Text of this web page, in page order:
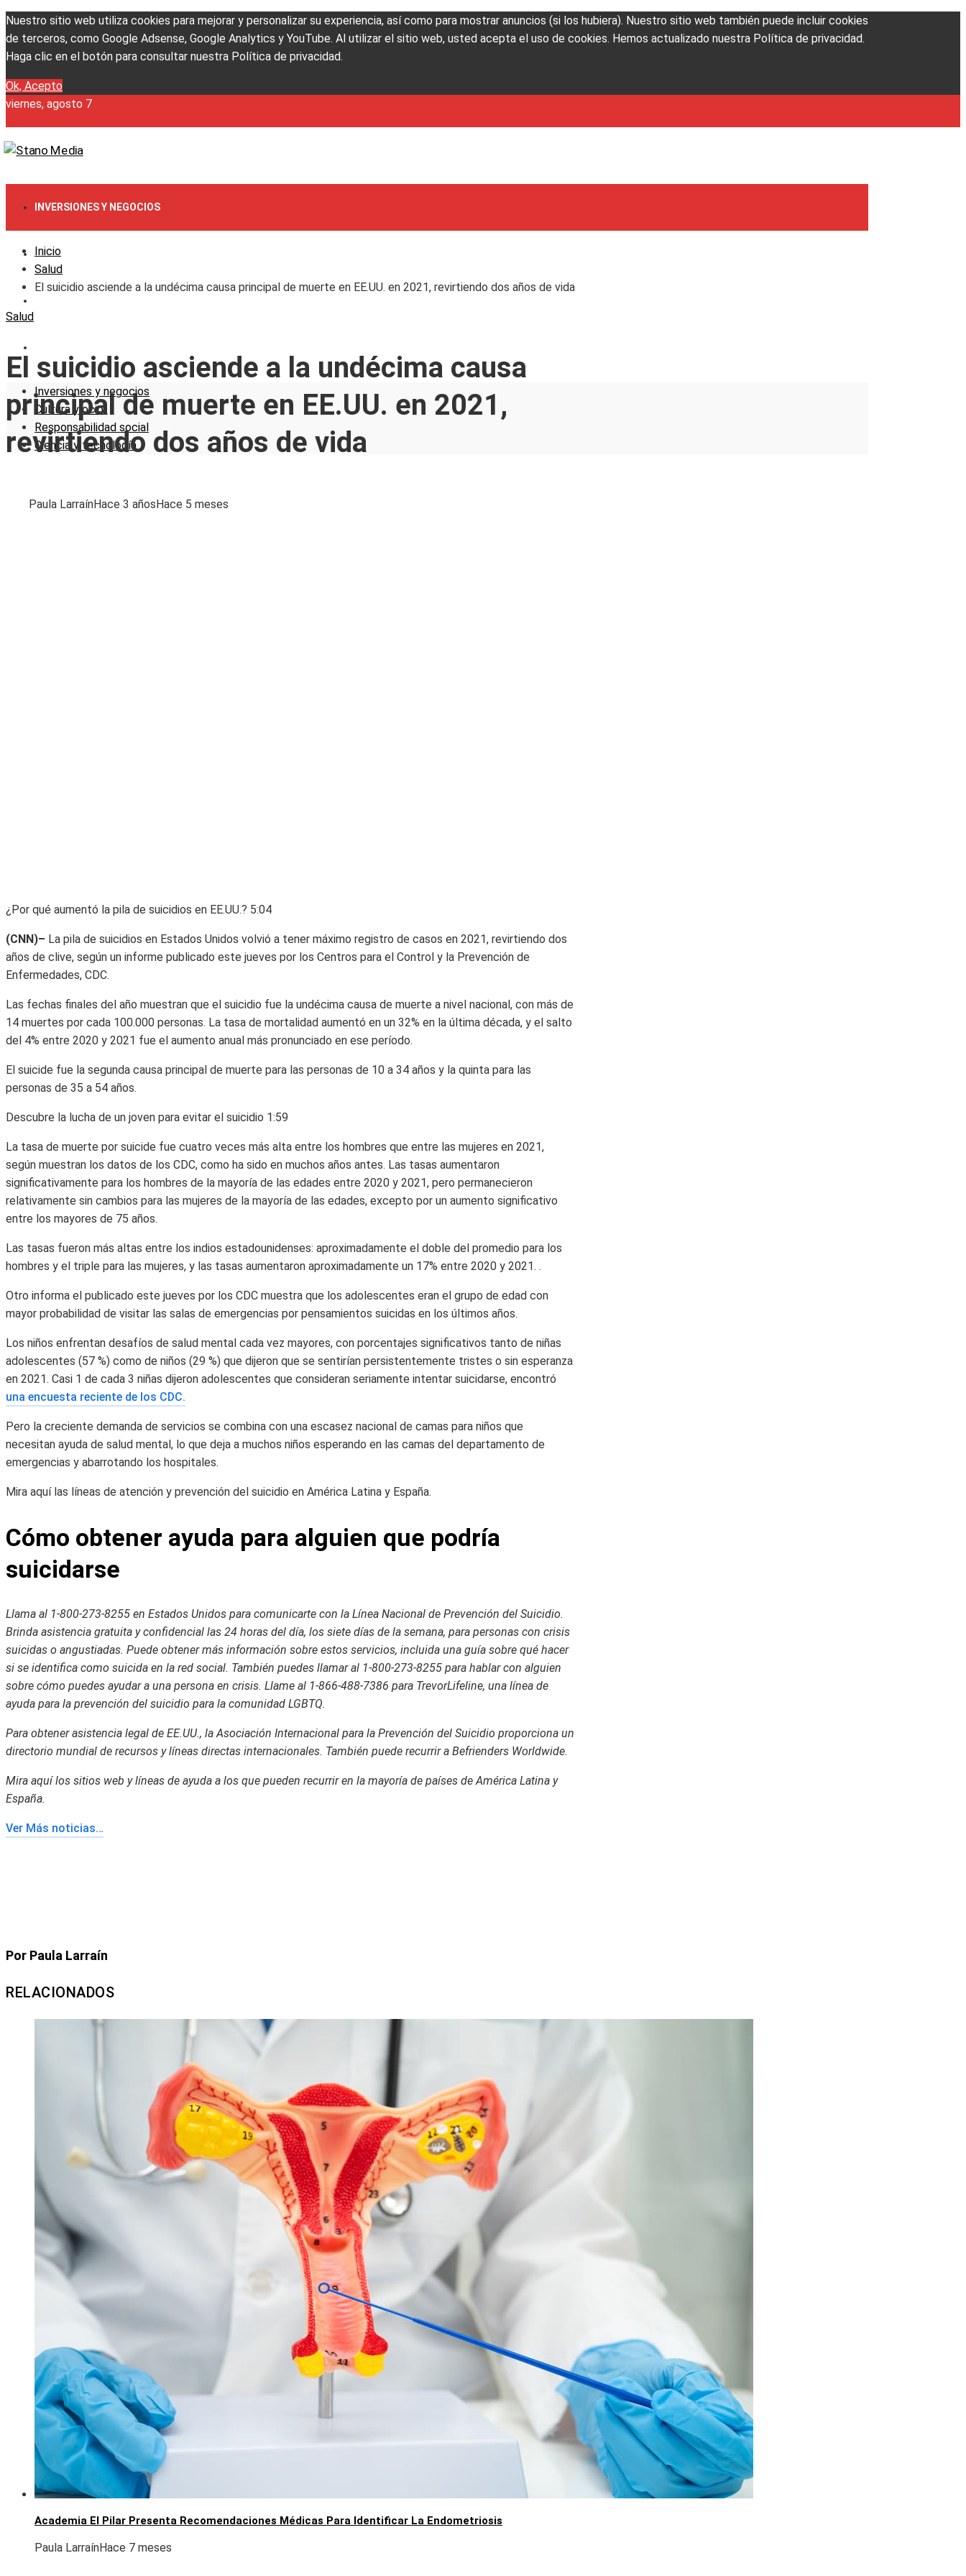
Nuestro sitio web utiliza cookies para mejorar y personalizar su experiencia, así como para mostrar anuncios (si los hubiera). Nuestro sitio web también puede incluir cookies
de terceros, como Google Adsense, Google Analytics y YouTube. Al utilizar el sitio web, usted acepta el uso de cookies. Hemos actualizado nuestra Política de privacidad.
Haga clic en el botón para consultar nuestra Política de privacidad.
Ok, Acepto
viernes, agosto 7
INVERSIONES Y NEGOCIOS
CULTURA Y OCIO
Inversiones y negocios
Cultura y ocio
Responsabilidad social
Ciencia y tecnología
Inicio
Salud
El suicidio asciende a la undécima causa principal de muerte en EE.UU. en 2021, revirtiendo dos años de vida
Salud
El suicidio asciende a la undécima causa
principal de muerte en EE.UU. en 2021,
revirtiendo dos años de vida
Paula LarraínHace 3 años Hace 5 meses
¿Por qué aumentó la pila de suicidios en EE.UU.? 5:04
(CNN)– La pila de suicidios en Estados Unidos volvió a tener máximo registro de casos en 2021, revirtiendo dos
años de clive, según un informe publicado este jueves por los Centros para el Control y la Prevención de
Enfermedades, CDC.
Las fechas finales del año muestran que el suicidio fue la undécima causa de muerte a nivel nacional, con más de
14 muertes por cada 100.000 personas. La tasa de mortalidad aumentó en un 32% en la última década, y el salto
del 4% entre 2020 y 2021 fue el aumento anual más pronunciado en ese período.
El suicide fue la segunda causa principal de muerte para las personas de 10 a 34 años y la quinta para las
personas de 35 a 54 años.
Descubre la lucha de un joven para evitar el suicidio 1:59
La tasa de muerte por suicide fue cuatro veces más alta entre los hombres que entre las mujeres en 2021,
según muestran los datos de los CDC, como ha sido en muchos años antes. Las tasas aumentaron
significativamente para los hombres de la mayoría de las edades entre 2020 y 2021, pero permanecieron
relativamente sin cambios para las mujeres de la mayoría de las edades, excepto por un aumento significativo
entre los mayores de 75 años.
Las tasas fueron más altas entre los indios estadounidenses: aproximadamente el doble del promedio para los
hombres y el triple para las mujeres, y las tasas aumentaron aproximadamente un 17% entre 2020 y 2021. .
Otro informa el publicado este jueves por los CDC muestra que los adolescentes eran el grupo de edad con
mayor probabilidad de visitar las salas de emergencias por pensamientos suicidas en los últimos años.
Los niños enfrentan desafíos de salud mental cada vez mayores, con porcentajes significativos tanto de niñas
adolescentes (57 %) como de niños (29 %) que dijeron que se sentirían persistentemente tristes o sin esperanza
en 2021. Casi 1 de cada 3 niñas dijeron adolescentes que consideran seriamente intentar suicidarse, encontró
una encuesta reciente de los CDC.
Pero la creciente demanda de servicios se combina con una escasez nacional de camas para niños que
necesitan ayuda de salud mental, lo que deja a muchos niños esperando en las camas del departamento de
emergencias y abarrotando los hospitales.
Mira aquí las líneas de atención y prevención del suicidio en América Latina y España.
Cómo obtener ayuda para alguien que podría
suicidarse
Llama al 1-800-273-8255 en Estados Unidos para comunicarte con la Línea Nacional de Prevención del Suicidio.
Brinda asistencia gratuita y confidencial las 24 horas del día, los siete días de la semana, para personas con crisis
suicidas o angustiadas. Puede obtener más información sobre estos servicios, incluida una guía sobre qué hacer
si se identifica como suicida en la red social. También puedes llamar al 1-800-273-8255 para hablar con alguien
sobre cómo puedes ayudar a una persona en crisis. Llame al 1-866-488-7386 para TrevorLifeline, una línea de
ayuda para la prevención del suicidio para la comunidad LGBTQ.
Para obtener asistencia legal de EE.UU., la Asociación Internacional para la Prevención del Suicidio proporciona un
directorio mundial de recursos y líneas directas internacionales. También puede recurrir a Befrienders Worldwide.
Mira aquí los sitios web y líneas de ayuda a los que pueden recurrir en la mayoría de países de América Latina y
España.
Ver Más noticias…
Por Paula Larraín
RELACIONADOS
Academia El Pilar Presenta Recomendaciones Médicas Para Identificar La Endometriosis
Paula LarraínHace 7 meses